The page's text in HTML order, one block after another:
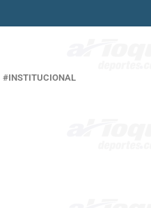
INSTITUCIONAL